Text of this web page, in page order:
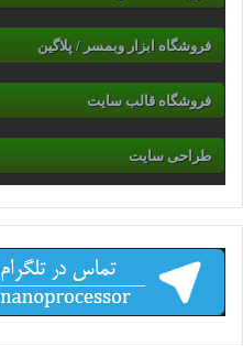
فروشگاه ابزار وبمسر / پلاگین
فروشگاه قالب سایت
طراحی سایت